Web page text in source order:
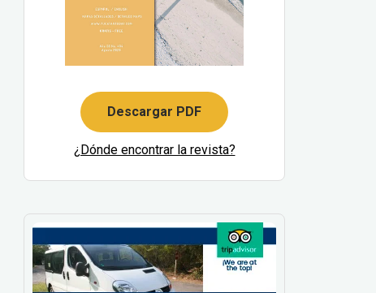
Descargar PDF
¿Dónde encontrar la revista?